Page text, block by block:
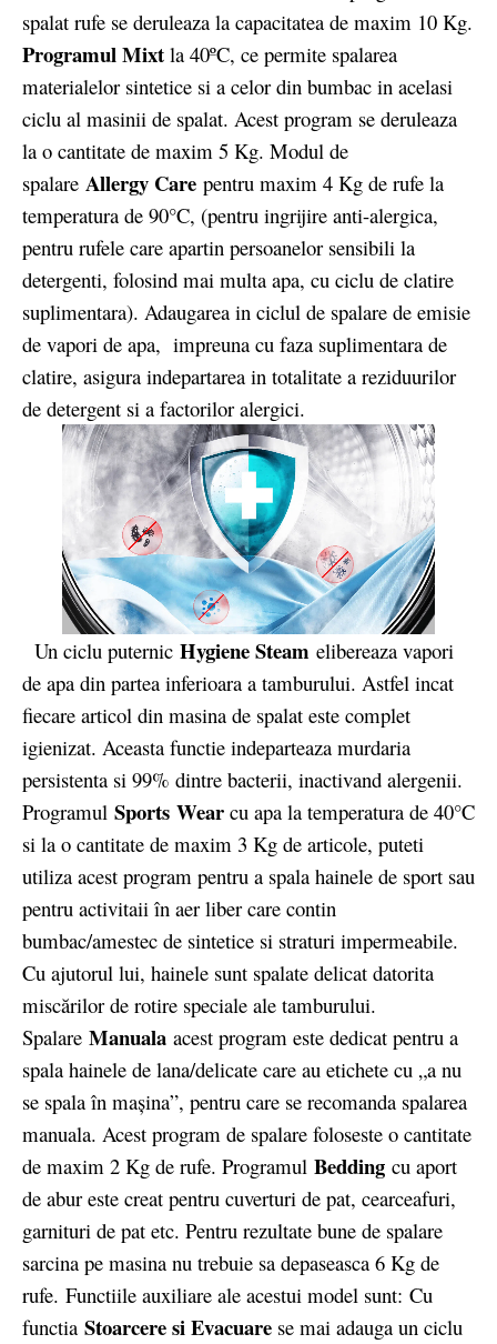
spalat rufe se deruleaza la capacitatea de maxim 10 Kg.
Programul Mixt la 40ºC, ce permite spalarea
materialelor sintetice si a celor din bumbac in acelasi
ciclu al masinii de spalat. Acest program se deruleaza
la o cantitate de maxim 5 Kg. Modul de
spalare Allergy Care pentru maxim 4 Kg de rufe la
temperatura de 90°C, (pentru ingrijire anti-alergica,
pentru rufele care apartin persoanelor sensibili la
detergenti, folosind mai multa apa, cu ciclu de clatire
suplimentara). Adaugarea in ciclul de spalare de emisie
de vapori de apa, impreuna cu faza suplimentara de
clatire, asigura indepartarea in totalitate a reziduurilor
de detergent si a factorilor alergici.
Un ciclu puternic Hygiene Steam elibereaza vapori
de apa din partea inferioara a tamburului. Astfel incat
fiecare articol din masina de spalat este complet
igienizat. Aceasta functie indeparteaza murdaria
persistenta si 99% dintre bacterii, inactivand alergenii.
Programul Sports Wear cu apa la temperatura de 40°C
si la o cantitate de maxim 3 Kg de articole, puteti
utiliza acest program pentru a spala hainele de sport sau
pentru activitaii în aer liber care contin
bumbac/amestec de sintetice si straturi impermeabile.
Cu ajutorul lui, hainele sunt spalate delicat datorita
miscărilor de rotire speciale ale tamburului.
Spalare Manuala acest program este dedicat pentru a
spala hainele de lana/delicate care au etichete cu „a nu
se spala în maşina”, pentru care se recomanda spalarea
manuala. Acest program de spalare foloseste o cantitate
de maxim 2 Kg de rufe. Programul Bedding cu aport
de abur este creat pentru cuverturi de pat, cearceafuri,
garnituri de pat etc. Pentru rezultate bune de spalare
sarcina pe masina nu trebuie sa depaseasca 6 Kg de
rufe. Functiile auxiliare ale acestui model sunt: Cu
functia Stoarcere si Evacuare se mai adauga un ciclu